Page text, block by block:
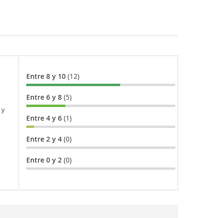
y
Entre 8 y 10 (12)
Entre 6 y 8 (5)
Entre 4 y 6 (1)
Entre 2 y 4 (0)
Entre 0 y 2 (0)